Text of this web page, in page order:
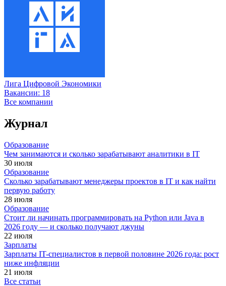
Лига Цифровой Экономики
Вакансии: 18
Все компании
Журнал
Образование
Чем занимаются и сколько зарабатывают аналитики в IT
30 июля
Образование
Сколько зарабатывают менеджеры проектов в IT и как найти
первую работу
28 июля
Образование
Стоит ли начинать программировать на Python или Java в
2026 году — и сколько получают джуны
22 июля
Зарплаты
Зарплаты IT-специалистов в первой половине 2026 года: рост
ниже инфляции
21 июля
Все статьи